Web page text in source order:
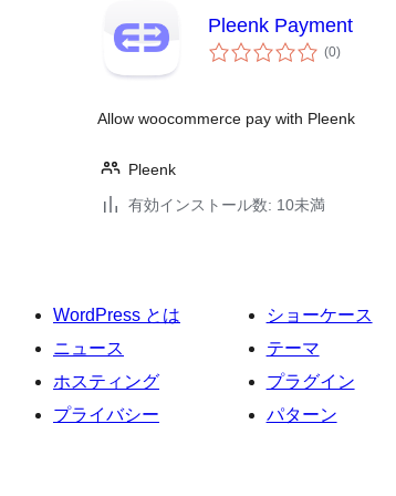
Pleenk Payment
(0個
の)
Allow woocommerce pay with Pleenk
Pleenk
有効インストール数: 10未満
WordPress とは
ニュース
ホスティング
プライバシー
ショーケース
テーマ
プラグイン
パターン